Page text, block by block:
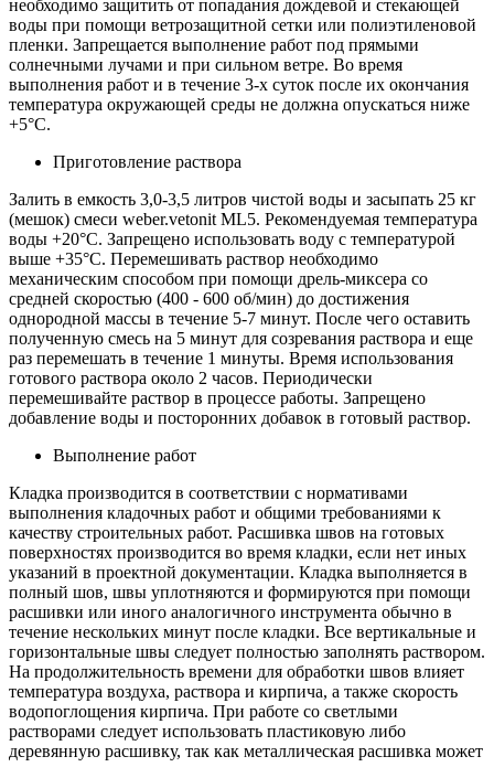
необходимо защитить от попадания дождевой и стекающей
воды при помощи ветрозащитной сетки или полиэтиленовой
пленки. Запрещается выполнение работ под прямыми
солнечными лучами и при сильном ветре. Во время
выполнения работ и в течение 3-х суток после их окончания
температура окружающей среды не должна опускаться ниже
+5°С.
Приготовление раствора
Залить в емкость 3,0-3,5 литров чистой воды и засыпать 25 кг
(мешок) смеси weber.vetonit ML5. Рекомендуемая температура
воды +20°С. Запрещено использовать воду с температурой
выше +35°С. Перемешивать раствор необходимо
механическим способом при помощи дрель-миксера со
средней скоростью (400 - 600 об/мин) до достижения
однородной массы в течение 5-7 минут. После чего оставить
полученную смесь на 5 минут для созревания раствора и еще
раз перемешать в течение 1 минуты. Время использования
готового раствора около 2 часов. Периодически
перемешивайте раствор в процессе работы. Запрещено
добавление воды и посторонних добавок в готовый раствор.
Выполнение работ
Кладка производится в соответствии с нормативами
выполнения кладочных работ и общими требованиями к
качеству строительных работ. Расшивка швов на готовых
поверхностях производится во время кладки, если нет иных
указаний в проектной документации. Кладка выполняется в
полный шов, швы уплотняются и формируются при помощи
расшивки или иного аналогичного инструмента обычно в
течение нескольких минут после кладки. Все вертикальные и
горизонтальные швы следует полностью заполнять раствором.
На продолжительность времени для обработки швов влияет
температура воздуха, раствора и кирпича, а также скорость
водопоглощения кирпича. При работе со светлыми
растворами следует использовать пластиковую либо
деревянную расшивку, так как металлическая расшивка может